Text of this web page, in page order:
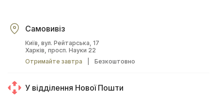
Самовивіз
Київ, вул. Рейтарська, 17
Харків, просп. Науки 22
Отримайте завтра
Безкоштовно
У відділення Нової Пошти